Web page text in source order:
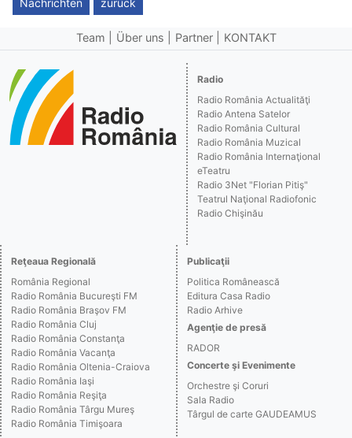
Nachrichten zurück
Team Über uns Partner KONTAKT
Radio
Radio România Actualităţi
Radio Antena Satelor
Radio România Cultural
Radio România Muzical
Radio România Internaţional
eTeatru
Radio 3Net "Florian Pitiş"
Teatrul Naţional Radiofonic
Radio Chişinău
Reţeaua Regională
România Regional
Radio România Bucureşti FM
Radio România Braşov FM
Radio România Cluj
Radio România Constanţa
Radio România Vacanţa
Radio România Oltenia-Craiova
Radio România Iaşi
Radio România Reşiţa
Radio România Târgu Mureş
Radio România Timişoara
Publicaţii
Politica Românească
Editura Casa Radio
Radio Arhive
Agenţie de presă
RADOR
Concerte şi Evenimente
Orchestre şi Coruri
Sala Radio
Târgul de carte GAUDEAMUS